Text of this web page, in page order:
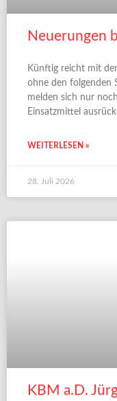
Neuerungen
Künftig reicht mit
ohne den folgenden
melden sich nur
Einsatzmittel
WEITERLESEN »
28. Juli 2026
KBM a.D.